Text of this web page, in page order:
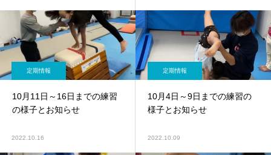
定期情報
10月11日～16日までの練習
の様子とお知らせ
2022.10.16
定期情報
10月4日～9日までの練習の
様子とお知らせ
2022.10.09